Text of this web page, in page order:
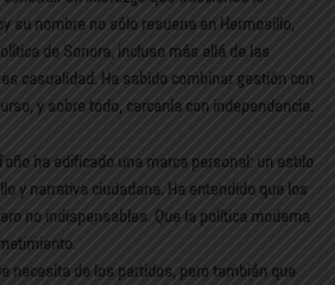
su nombre no sólo resuena en Hermosillo,
de Sonora, incluso más allá de las
casualidad. Ha sabido combinar gestión con
y sobre todo, cercanía con independencia.
ha edificado una marca personal: un estilo
y narrativa ciudadana. Ha entendido que los
no indispensables. Que la política moderna
necesita de los partidos, pero también que